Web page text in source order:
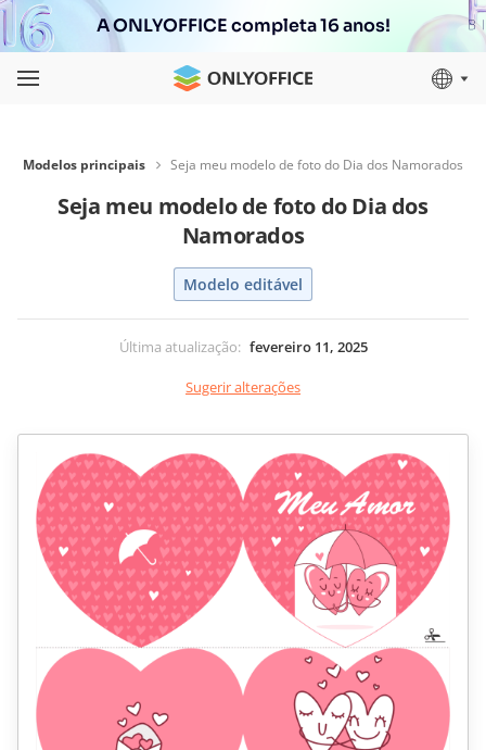
A ONLYOFFICE completa 16 anos!
Modelos principais Seja meu modelo de foto do Dia dos Namorados
Seja meu modelo de foto do Dia dos
Namorados
Modelo editável
Última atualização: fevereiro 11, 2025
Sugerir alterações